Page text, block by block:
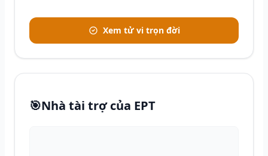
Xem tử vi trọn đời
🎯Nhà tài trợ của EPT